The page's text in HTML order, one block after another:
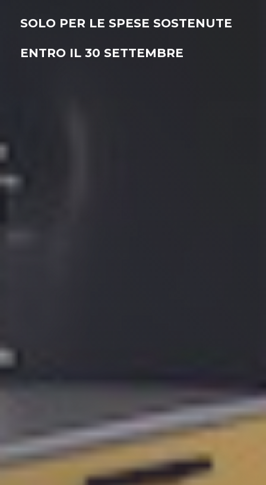
SOLO PER LE SPESE SOSTENUTE
ENTRO IL 30 SETTEMBRE